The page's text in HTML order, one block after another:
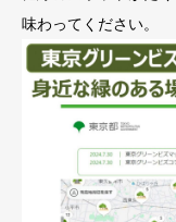
味わってください。